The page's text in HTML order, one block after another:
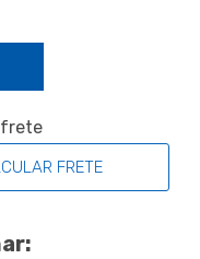
frete
FRETE